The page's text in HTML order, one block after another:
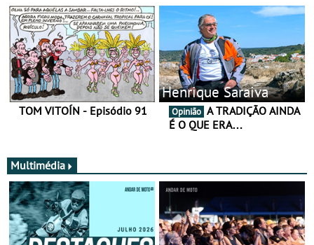
TOM VITOÍN - Episódio 91
Henrique Saraiva
Opinião
É O QUE ERA…
Multimédia